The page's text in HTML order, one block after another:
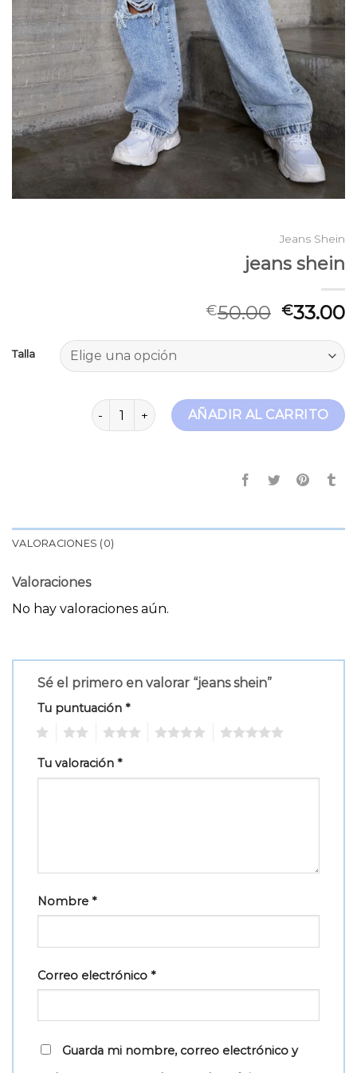
Jeans Shein
jeans shein
€50.00 €33.00
Talla
jeans shein cantidadAÑADIR AL CARRITO
VALORACIONES (0)
Valoraciones
No hay valoraciones aún.
Sé el primero en valorar “jeans shein”
Tu puntuación *
Tu valoración *
Nombre *
Correo electrónico *
Guarda mi nombre, correo electrónico y